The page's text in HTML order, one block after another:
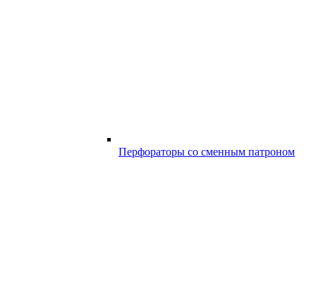
Перфораторы со сменным патроном